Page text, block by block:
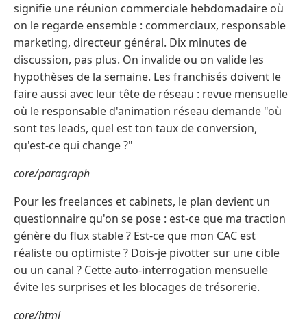
signifie une réunion commerciale hebdomadaire où
on le regarde ensemble : commerciaux, responsable
marketing, directeur général. Dix minutes de
discussion, pas plus. On invalide ou on valide les
hypothèses de la semaine. Les franchisés doivent le
faire aussi avec leur tête de réseau : revue mensuelle
où le responsable d'animation réseau demande "où
sont tes leads, quel est ton taux de conversion,
qu'est-ce qui change ?"
core/paragraph
Pour les freelances et cabinets, le plan devient un
questionnaire qu'on se pose : est-ce que ma traction
génère du flux stable ? Est-ce que mon CAC est
réaliste ou optimiste ? Dois-je pivotter sur une cible
ou un canal ? Cette auto-interrogation mensuelle
évite les surprises et les blocages de trésorerie.
core/html